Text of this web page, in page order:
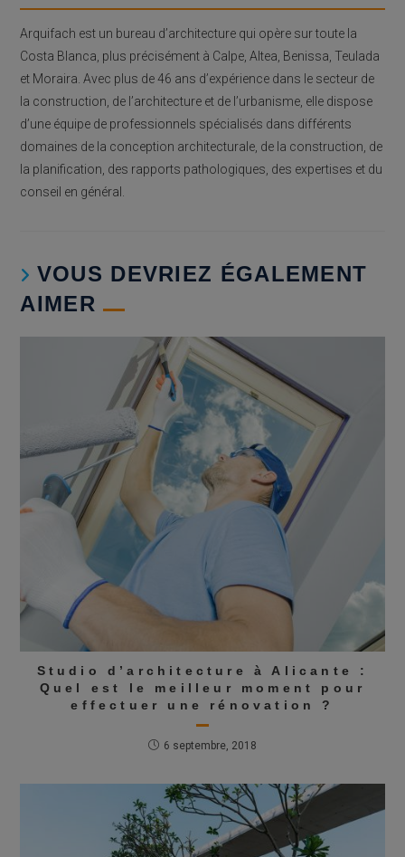
Arquifach est un bureau d’architecture qui opère sur toute la
Costa Blanca, plus précisément à Calpe, Altea, Benissa, Teulada
et Moraira. Avec plus de 46 ans d’expérience dans le secteur de
la construction, de l’architecture et de l’urbanisme, elle dispose
d’une équipe de professionnels spécialisés dans différents
domaines de la conception architecturale, de la construction, de
la planification, des rapports pathologiques, des expertises et du
conseil en général.
VOUS DEVRIEZ ÉGALEMENT
AIMER
Studio d’architecture à Alicante :
Quel est le meilleur moment pour
effectuer une rénovation ?
6 septembre, 2018